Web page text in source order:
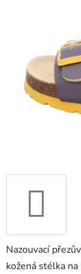
Nazouvací
kožená stélka